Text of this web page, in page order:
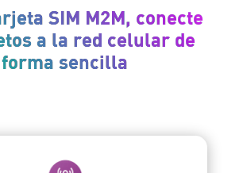
SIM M2M, conecte
a la red celular de
forma sencilla